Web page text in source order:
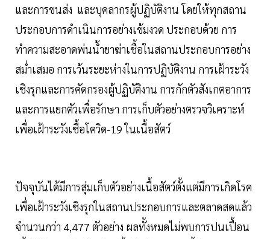
และการขนส่ง และบุคลากรผู้ปฏิบัติงาน โดยให้ทุกสถาน
ประกอบการดำเนินการอย่างเข้มงวด ประกอบด้วย การ
ทำความสะอาดพ่นน้ำยาฆ่าเชื้อในสถานประกอบการอย่าง
สม่ำเสมอ การเว้นระยะห่างในการปฏิบัติงาน การเฝ้าระวัง
เชิงรุกและการคัดกรองผู้ปฏิบัติงาน การกักตัวสังเกตอาการ
และการแยกตัวเพื่อรักษา การเก็บตัวอย่างตรวจวิเคราะห์
เพื่อเฝ้าระวังเชื้อโควิด-19 ในเนื้อสัตว์
ปัจจุบันได้มีการสุ่มเก็บตัวอย่างเนื้อสัตว์ตั้งแต่มีการเกิดโรค
เพื่อเฝ้าระวังเชิงรุกในสถานประกอบการและตลาดสดแล้ว
จำนวนกว่า 4,477 ตัวอย่าง ผลทั้งหมดไม่พบการปนเปื้อน